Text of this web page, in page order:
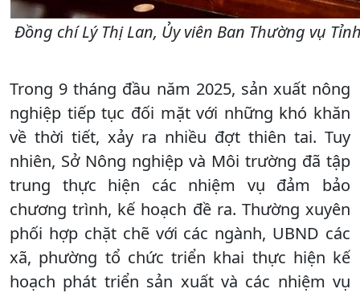
Đồng chí Lý Thị Lan, Ủy viên Ban Thường vụ
Trong 9 tháng đầu năm 2025, sản xuất nông
nghiệp tiếp tục đối mặt với những khó khăn
về thời tiết, xảy ra nhiều đợt thiên tai. Tuy
nhiên, Sở Nông nghiệp và Môi trường đã tập
trung thực hiện các nhiệm vụ đảm bảo
chương trình, kế hoạch đề ra. Thường xuyên
phối hợp chặt chẽ với các ngành, UBND các
xã, phường tổ chức triển khai thực hiện kế
hoạch phát triển sản xuất và các nhiệm vụ